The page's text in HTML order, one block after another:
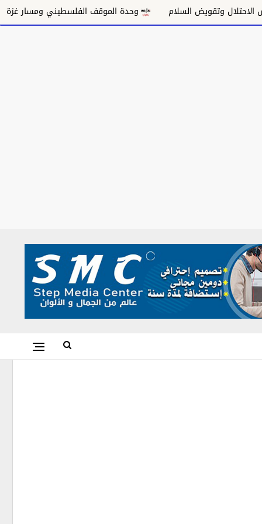
وتقويض السلام وحدة الموقف الفلسطيني ومسار غزة السياسي